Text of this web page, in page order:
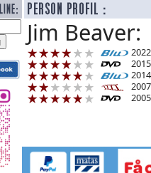
Jim Beaver:
2022
2015
2014
2007
2005